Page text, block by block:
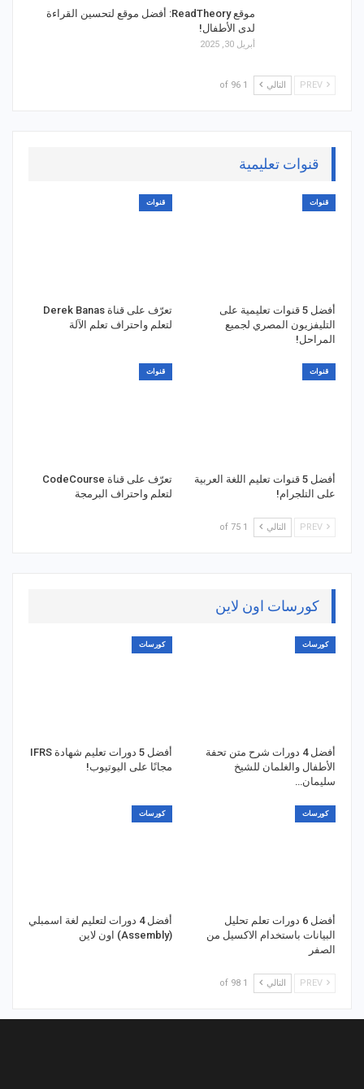
موقع ReadTheory: أفضل موقع لتحسين القراءة
لدى الأطفال!
أبريل 30, 2025
التالي 1 of 96
قنوات تعليمية
قنوات
أفضل 5 قنوات تعليمية على
التليفزيون المصري لجميع
المراحل!
قنوات
تعرّف على قناة Derek Banas
لتعلم واحتراف تعلم الآلة
قنوات
أفضل 5 قنوات تعليم اللغة العربية
على التلجرام!
قنوات
تعرّف على قناة CodeCourse
لتعلم واحتراف البرمجة
التالي 1 of 75
كورسات اون لاين
كورسات
أفضل 4 دورات شرح متن تحفة
الأطفال والغلمان للشيخ
سليمان…
كورسات
أفضل 5 دورات تعليم شهادة IFRS
مجانًا على اليوتيوب!
كورسات
أفضل 6 دورات تعلم تحليل
البيانات باستخدام الاكسيل من
الصفر
كورسات
أفضل 4 دورات لتعليم لغة اسمبلي
(Assembly) اون لاين
التالي 1 of 98